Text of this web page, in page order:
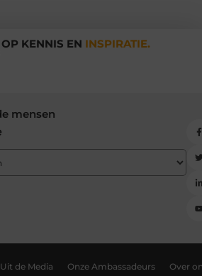
KENNIS EN INSPIRATIE.
mensen
Uit de Media Onze Ambassadeurs Over